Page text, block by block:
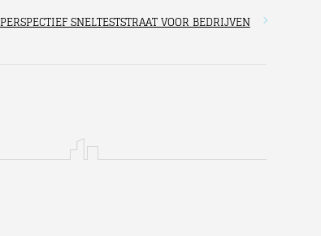
PERSPECTIEF SNELTESTSTRAAT VOOR BEDRIJVEN